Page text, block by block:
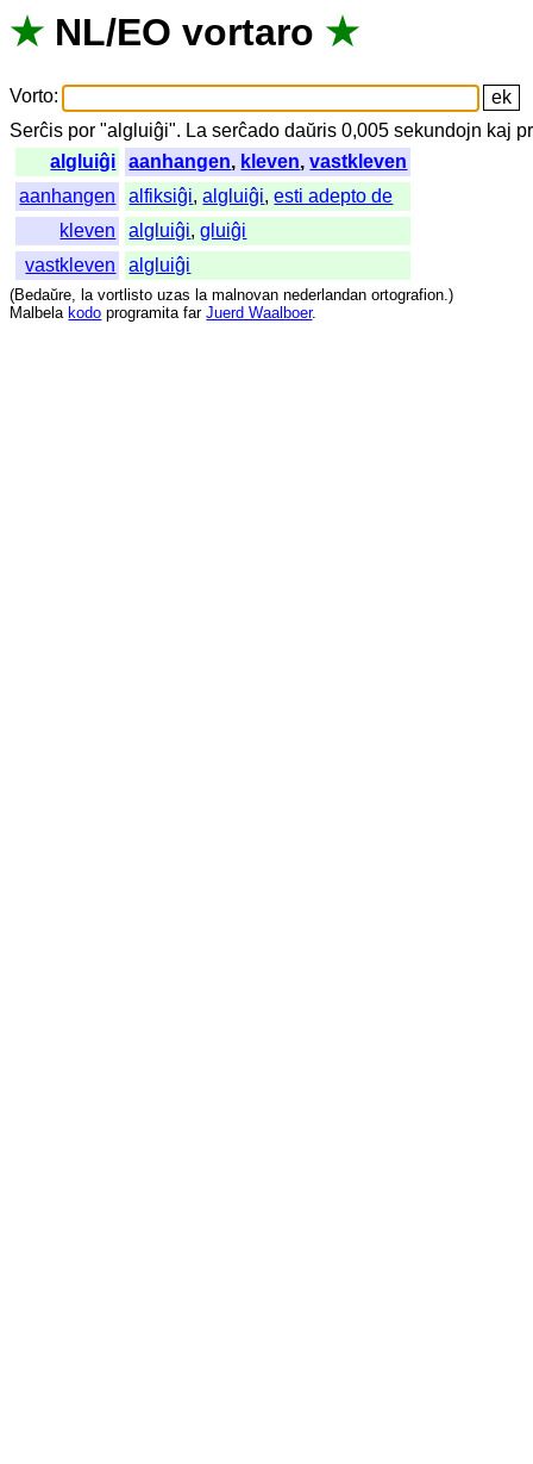
★ NL/EO vortaro ★
Vorto:
Serĉis por "algluiĝi". La serĉado daŭris 0,005sekundojn kaj
algluiĝi
aanhangen, kleven,vastkleven
aanhangen
alfiksiĝi,algluiĝi,esti adepto de
kleven
algluiĝi,gluiĝi
vastkleven
algluiĝi
(Bedaŭre, la vortlisto uzas la malnovan nederlandan ortografion.)
Malbela kodo programita far Juerd Waalboer.